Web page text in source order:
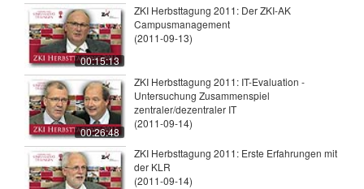
00:15:13
ZKI Herbsttagung 2011: Der ZKI-AK
Campusmanagement
(2011-09-13)
00:26:48
ZKI Herbsttagung 2011: IT-Evaluation -
Untersuchung Zusammenspiel
zentraler/dezentraler IT
(2011-09-14)
ZKI Herbsttagung 2011: Erste Erfahrungen mit
der KLR
(2011-09-14)